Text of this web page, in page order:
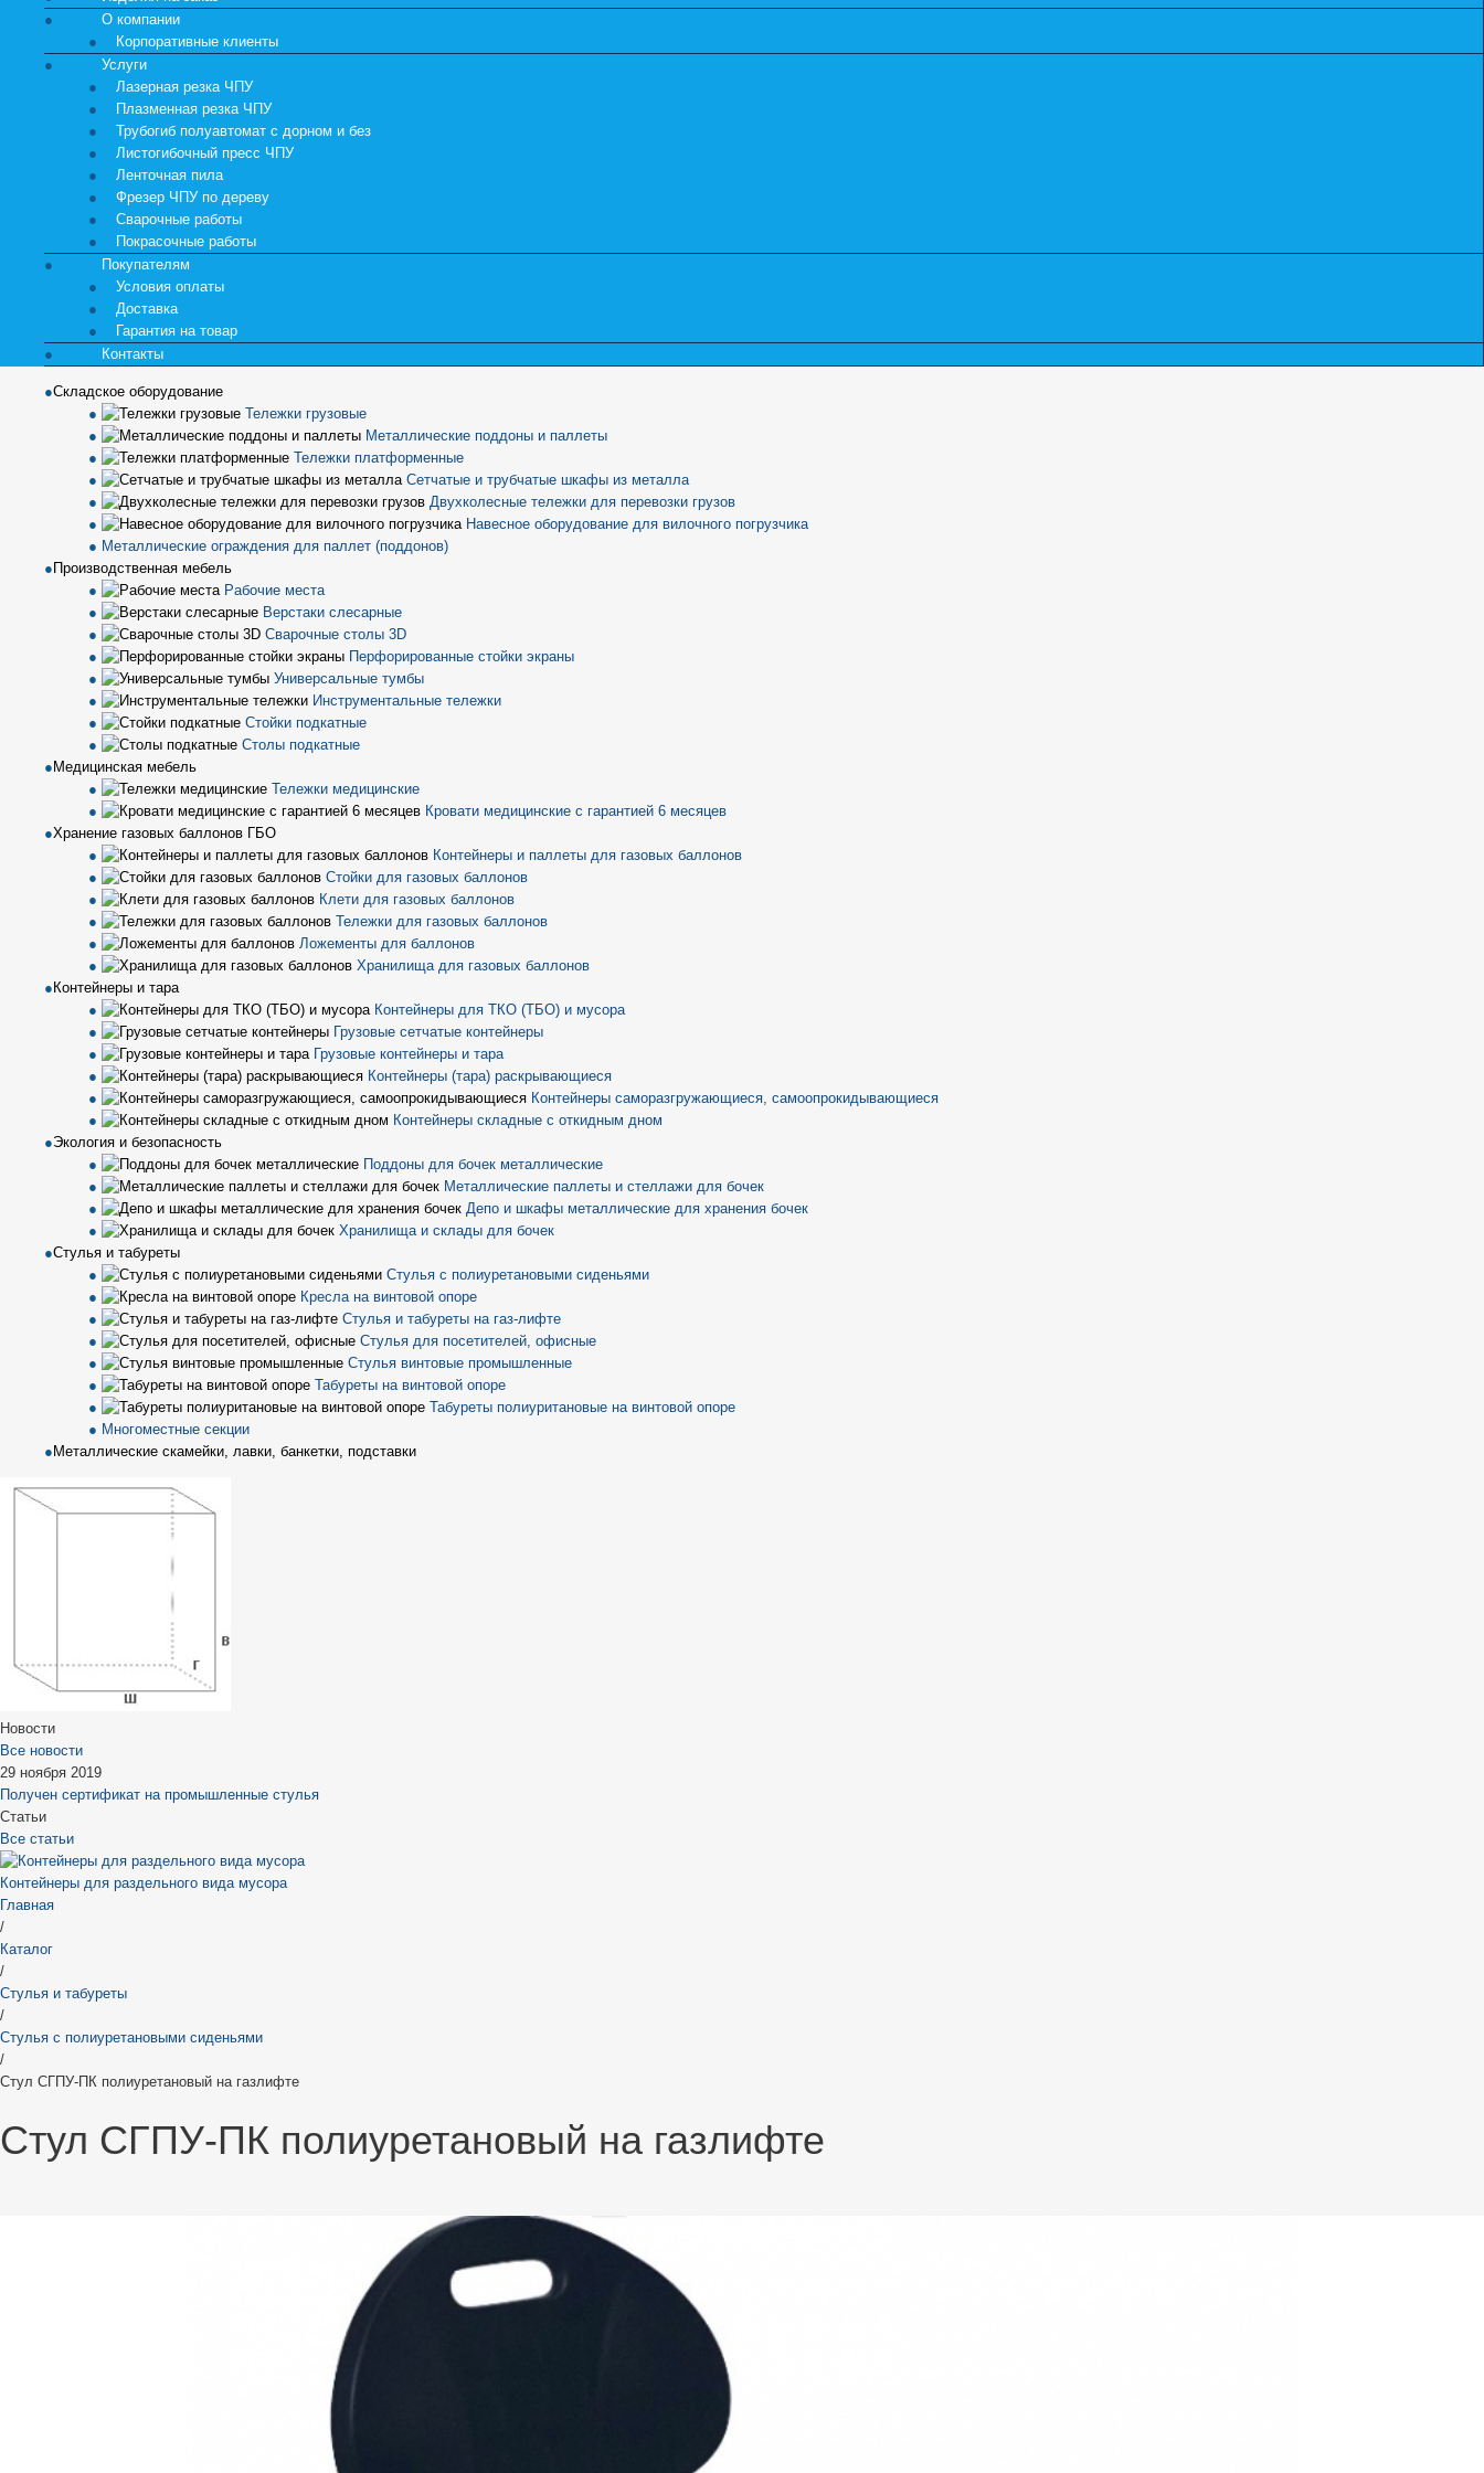
О компании
Корпоративные клиенты
Услуги
Лазерная резка ЧПУ
Плазменная резка ЧПУ
Трубогиб полуавтомат с дорном и без
Листогибочный пресс ЧПУ
Ленточная пила
Фрезер ЧПУ по дереву
Сварочные работы
Покрасочные работы
Покупателям
Условия оплаты
Доставка
Гарантия на товар
Контакты
Складское оборудование
Тележки грузовые
Металлические поддоны и паллеты
Тележки платформенные
Сетчатые и трубчатые шкафы из металла
Двухколесные тележки для перевозки грузов
Навесное оборудование для вилочного погрузчика
Металлические ограждения для паллет (поддонов)
Производственная мебель
Рабочие места
Верстаки слесарные
Сварочные столы 3D
Перфорированные стойки экраны
Универсальные тумбы
Инструментальные тележки
Стойки подкатные
Столы подкатные
Медицинская мебель
Тележки медицинские
Кровати медицинские с гарантией 6 месяцев
Хранение газовых баллонов ГБО
Контейнеры и паллеты для газовых баллонов
Стойки для газовых баллонов
Клети для газовых баллонов
Тележки для газовых баллонов
Ложементы для баллонов
Хранилища для газовых баллонов
Контейнеры и тара
Контейнеры для ТКО (ТБО) и мусора
Грузовые сетчатые контейнеры
Грузовые контейнеры и тара
Контейнеры (тара) раскрывающиеся
Контейнеры саморазгружающиеся, самоопрокидывающиеся
Контейнеры складные с откидным дном
Экология и безопасность
Поддоны для бочек металлические
Металлические паллеты и стеллажи для бочек
Депо и шкафы металлические для хранения бочек
Хранилища и склады для бочек
Стулья и табуреты
Стулья с полиуретановыми сиденьями
Кресла на винтовой опоре
Стулья и табуреты на газ-лифте
Стулья для посетителей, офисные
Стулья винтовые промышленные
Табуреты на винтовой опоре
Табуреты полиуритановые на винтовой опоре
Многоместные секции
Металлические скамейки, лавки, банкетки, подставки
Новости
Все новости
29 ноября 2019
Получен сертификат на промышленные стулья
Статьи
Все статьи
Контейнеры для раздельного вида мусора
Главная
/
Каталог
/
Стулья и табуреты
/
Стулья с полиуретановыми сиденьями
/
Стул СГПУ-ПК полиуретановый на газлифте
Стул СГПУ-ПК полиуретановый на газлифте